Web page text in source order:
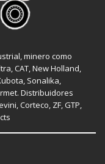
minero como
CAT New Holland
, Sonalika,
. Distribuidores
Corteco ZF GTP